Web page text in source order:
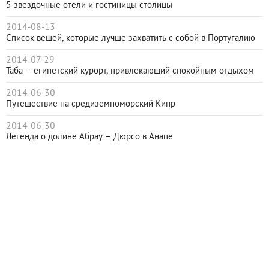
5 звездочные отели и гостиницы столицы
2014-08-13
Cписок вещей, которые лучше захватить с собой в Португалию
2014-07-29
Таба – египетский курорт, привлекающий спокойным отдыхом
2014-06-30
Путешествие на средиземноморский Кипр
2014-06-30
Легенда о долине Абрау – Дюрсо в Анапе